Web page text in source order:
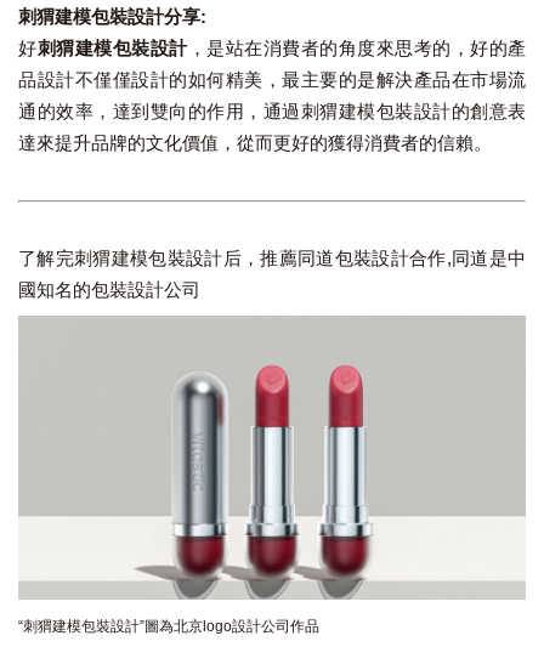
刺猬建模包裝設計分享:
好刺猬建模包裝設計，是站在消費者的角度來思考的，好的產
品設計不僅僅設計的如何精美，最主要的是解決產品在市場流
通的效率，達到雙向的作用，通過刺猬建模包裝設計的創意表
達來提升品牌的文化價值，從而更好的獲得消費者的信賴。
了解完刺猬建模包裝設計后，推薦同道包裝設計合作,同道是中
國知名的包裝設計公司
“刺猬建模包裝設計”圖為北京logo設計公司作品